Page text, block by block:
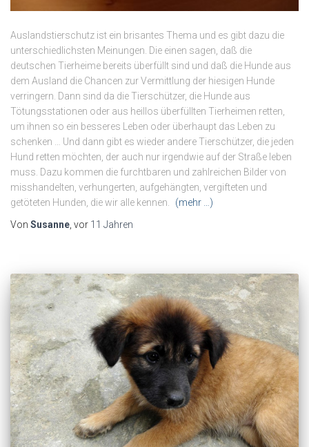
Auslandstierschutz ist ein brisantes Thema und es gibt dazu die
unterschiedlichsten Meinungen. Die einen sagen, daß die
deutschen Tierheime bereits überfüllt sind und daß die Hunde aus
dem Ausland die Chancen zur Vermittlung der hiesigen Hunde
verringern. Dann sind da die Tierschützer, die Hunde aus
Tötungsstationen oder aus heillos überfüllten Tierheimen retten,
um ihnen so ein besseres Leben oder überhaupt das Leben zu
schenken … Und dann gibt es wieder andere Tierschützer, die jeden
Hund retten möchten, der auch nur irgendwie auf der Straße leben
muss. Dazu kommen die furchtbaren und zahlreichen Bilder von
misshandelten, verhungerten, aufgehängten, vergifteten und
getöteten Hunden, die wir alle kennen.
(mehr …)
Von Susanne , vor 11 Jahren